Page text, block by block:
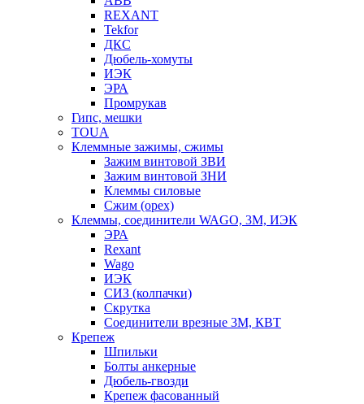
REXANT
Tekfor
ДКС
Дюбель-хомуты
ИЭК
ЭРА
Промрукав
Гипс, мешки
TOUA
Клеммные зажимы, сжимы
Зажим винтовой ЗВИ
Зажим винтовой ЗНИ
Клеммы силовые
Сжим (орех)
Клеммы, соединители WAGO, 3M, ИЭК
ЭРА
Rexant
Wago
ИЭК
СИЗ (колпачки)
Скрутка
Соединители врезные 3M, КВТ
Крепеж
Шпильки
Болты анкерные
Дюбель-гвозди
Крепеж фасованный